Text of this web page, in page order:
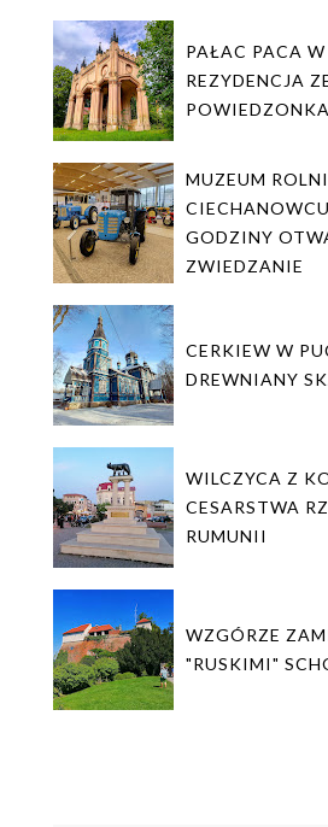
PAŁAC PACA
REZYDENCJA
POWIEDZONKA
MUZEUM
GODZINY
ZWIEDZANIE
CERKIEW W
DREWNIANY
WILCZYCA Z
CESARSTWA
RUMUNII
WZGÓRZE
"RUSKIMI"